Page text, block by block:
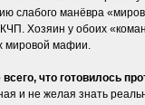
слабого манёвра
Хозяин у обоих
мировой мафии.
всего, что готовилось
и не желая знать